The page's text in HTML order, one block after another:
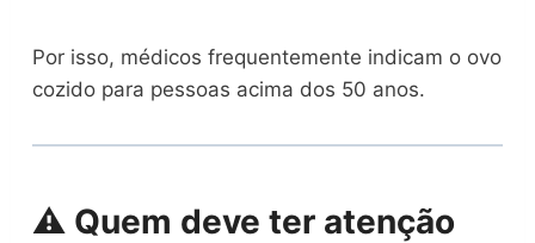
Por isso, médicos frequentemente indicam o ovo
cozido para pessoas acima dos 50 anos.
⚠️ Quem deve ter atenção